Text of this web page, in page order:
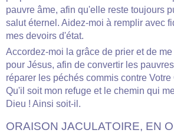
pauvre âme, afin qu'elle reste toujours
salut éternel. Aidez-moi à remplir avec
mes devoirs d'état.
Accordez-moi la grâce de prier et de
pour Jésus, afin de convertir les
réparer les péchés commis contre
Qu'il soit mon refuge et le chemin qui
Dieu ! Ainsi soit-il.
ORAISON JACULATOIRE, EN